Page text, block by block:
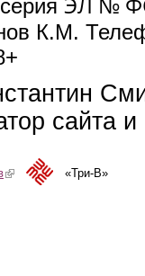
К.М.
e-mail)
сайта
(link is external)«Три-В»